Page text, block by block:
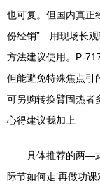
也可复。但国内真正
份经销”—用现场长
方法建议使用。P-
但能避免特殊焦点引
可另购转换臂固热者
心得建议我加上
具体推荐的两—
际节如何走’再做功